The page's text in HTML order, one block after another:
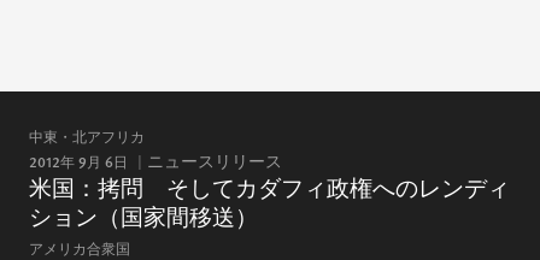
中東・北アフリカ
2012年 9月 6日
ニュースリリース
米国：拷問 そしてカダフィ政権へのレンディ
ション（国家間移送）
アメリカ合衆国